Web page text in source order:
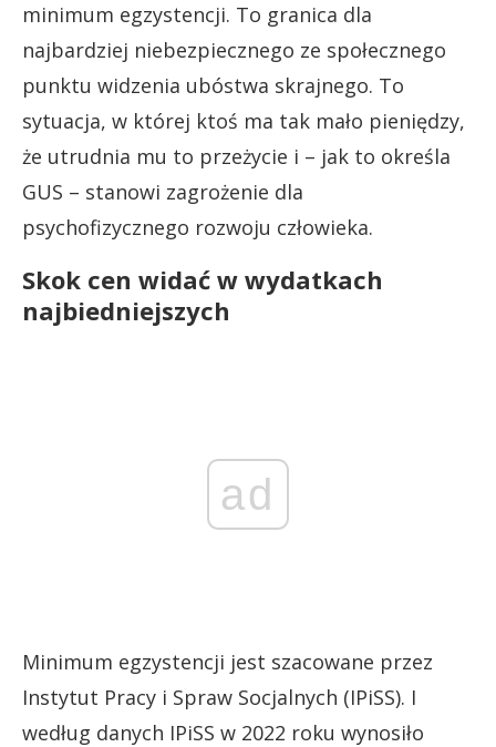
minimum egzystencji. To granica dla
najbardziej niebezpiecznego ze społecznego
punktu widzenia ubóstwa skrajnego. To
sytuacja, w której ktoś ma tak mało pieniędzy,
że utrudnia mu to przeżycie i – jak to określa
GUS – stanowi zagrożenie dla
psychofizycznego rozwoju człowieka.
Skok cen widać w wydatkach
najbiedniejszych
ad
Minimum egzystencji jest szacowane przez
Instytut Pracy i Spraw Socjalnych (IPiSS). I
według danych IPiSS w 2022 roku wynosiło